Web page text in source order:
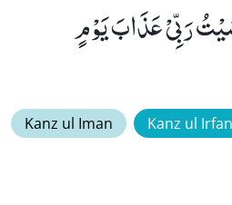
رَبِّیْ عَذَابَ یَوْمٍ
Kanz ul Iman Kanz ul Irfan